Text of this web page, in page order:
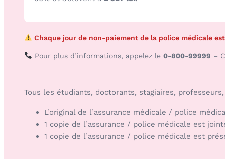
Chaque jour de non-paiement de la police médicale
Pour plus d’informations, appelez le 0-800-99999 –
Tous les étudiants, doctorants, stagiaires,
L’original de l’assurance médicale / police
1 copie de l’assurance / police médicale est
1 copie de l’assurance / police médicale est